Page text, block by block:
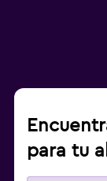
para tu